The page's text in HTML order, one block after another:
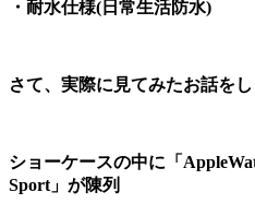
・耐水仕様(日常生活防水)
さて、実際に見てみたお話をし
ショーケースの中に「
Sport」が陳列